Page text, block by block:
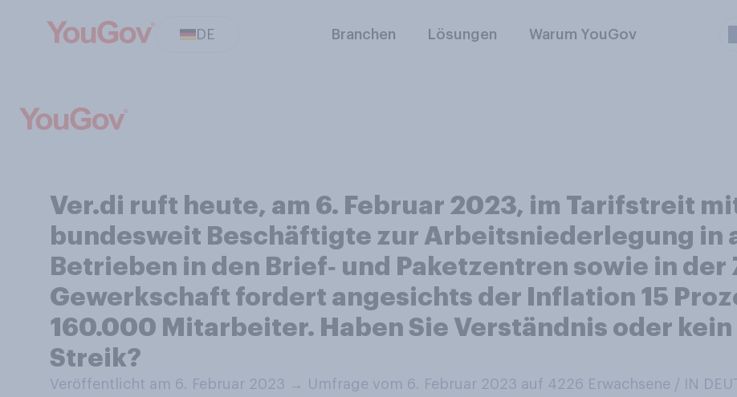
DE Branchen Lösungen Warum YouGov
Ver.di ruft heute, am 6. Februar 2023, im Tarifstreit
bundesweit Beschäftigte zur Arbeitsniederlegung in
Betrieben in den Brief‑ und Paketzentren sowie in
Gewerkschaft fordert angesichts der Inflation 15
160.000 Mitarbeiter. Haben Sie Verständnis oder
Streik?
Veröffentlicht am 6. Februar 2023 → Umfrage vom 6. Februar 2023 auf 4226 Erwachsene / IN